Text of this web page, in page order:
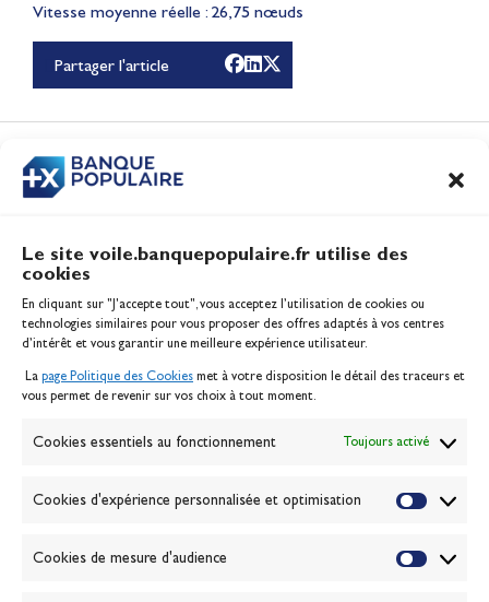
Le site voile.banquepopulaire.fr utilise des
cookies
En cliquant sur "J'accepte tout", vous acceptez l’utilisation de cookies ou
technologies similaires pour vous proposer des offres adaptés à vos centres
d’intérêt et vous garantir une meilleure expérience utilisateur.
La page Politique des Cookies met à votre disposition le détail des traceurs et
vous permet de revenir sur vos choix à tout moment.
Cookies essentiels au fonctionnement Toujours activé
Cookies d'expérience personnalisée et optimisation
Cookies de mesure d'audience
Vitesse moyenne réelle : 26,75 nœuds
Partager l'article
CONTENUS
Le récap de Juin 2026
Inscription serveur média
Contact
Politique des cookies
Banque de la voile
Passion Voile TV